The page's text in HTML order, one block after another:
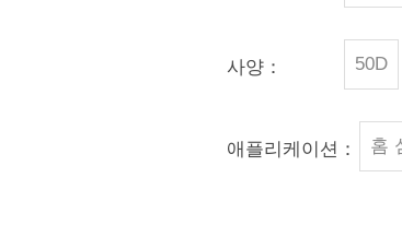
사양： 50D
애플리케이션： 홈